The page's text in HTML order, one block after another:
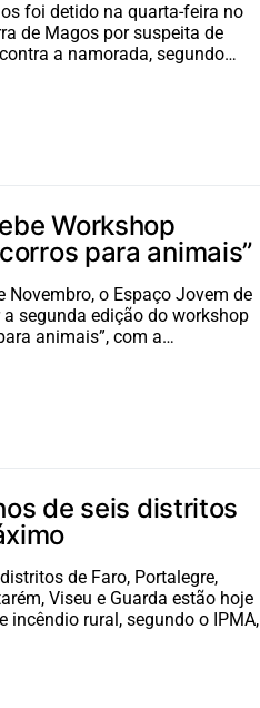
foi detido na quarta-feira no
de Magos por suspeita de
a namorada, segundo…
Workshop
para animais”
Novembro, o Espaço Jovem de
a segunda edição do workshop
animais”, com a…
de seis distritos
de Faro, Portalegre,
Viseu e Guarda estão hoje
incêndio rural, segundo o IPMA,